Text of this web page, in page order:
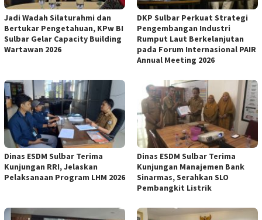
Jadi Wadah Silaturahmi dan
Bertukar Pengetahuan, KPw BI
Sulbar Gelar Capacity Building
Wartawan 2026
DKP Sulbar Perkuat Strategi
Pengembangan Industri
Rumput Laut Berkelanjutan
pada Forum Internasional PAIR
Annual Meeting 2026
Dinas ESDM Sulbar Terima
Kunjungan RRI, Jelaskan
Pelaksanaan Program LHM 2026
Dinas ESDM Sulbar Terima
Kunjungan Manajemen Bank
Sinarmas, Serahkan SLO
Pembangkit Listrik